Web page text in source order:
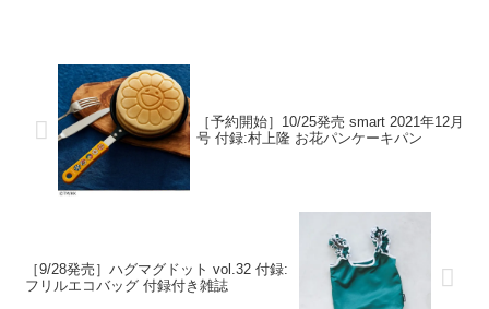
［予約開始］10/25発売 smart 2021年12月
号 付録:村上隆 お花パンケーキパン
［9/28発売］ハグマグドット vol.32 付録:
フリルエコバッグ 付録付き雑誌